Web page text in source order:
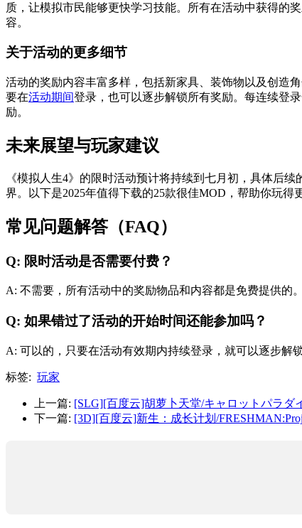
质，让模拟市民能够更快学习技能。所有在活动中获得的
容。
关于活动的更多细节
活动的奖励内容丰富多样，包括新家具、装饰物以及创造
要在活动期间登录，也可以逐步解锁所有奖励。每连续登
励。
未来展望与玩家建议
《模拟人生4》的限时活动预计将持续到七月初，具体后
界。以下是2025年值得下载的25款很佳MOD，帮助你玩得
常见问题解答（FAQ）
Q: 限时活动是否需要付费？
A: 不需要，所有活动中的奖励物品和内容都是免费提供的
Q: 如果错过了活动的开始时间还能参加吗？
A: 可以的，只要在活动有效期内持续登录，就可以逐步解
标签: 玩家
上一篇: [SLG][百度云]胡萝卜天堂/キャロットパラダ
下一篇: [3D][百度云]新生：成长计划/